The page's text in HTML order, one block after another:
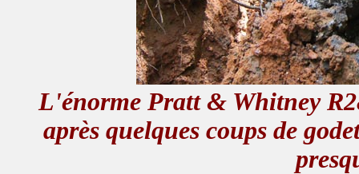
L'énorme Pratt & Whitney
après quelques coups de